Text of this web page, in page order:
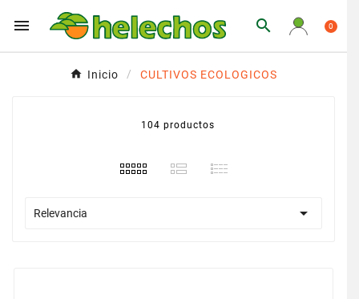
  0
Inicio CULTIVOS ECOLOGICOS
104 productos
Relevancia 